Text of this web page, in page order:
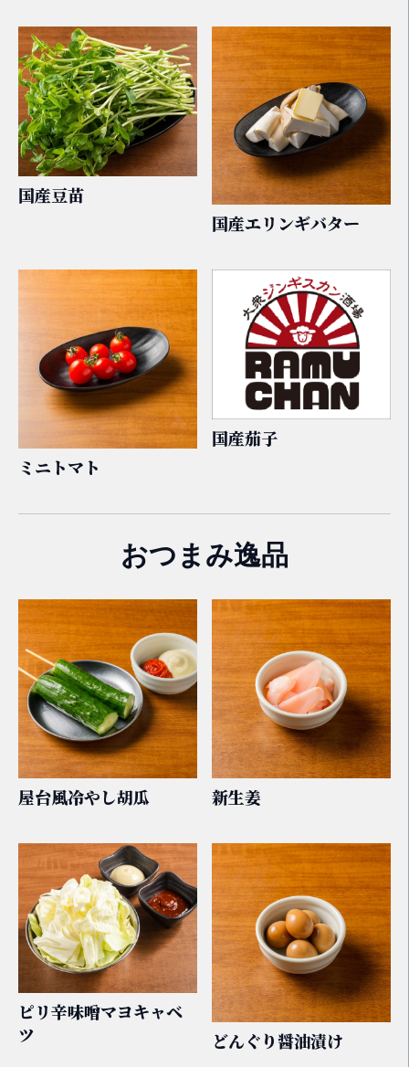
国産豆苗
国産エリンギバター
ミニトマト
国産茄子
おつまみ逸品
屋台風冷やし胡瓜 新生姜
ピリ辛味噌マヨキャベ
ツ
どんぐり醤油漬け